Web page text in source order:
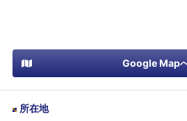
Google Map
所在地